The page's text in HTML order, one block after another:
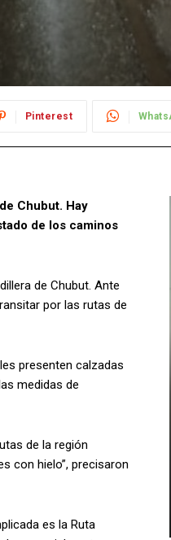
Pinterest
Chubut. Hay
de los caminos
de Chubut. Ante
por las rutas de
presenten calzadas
medidas de
de la región
con hielo”, precisaron
es la Ruta